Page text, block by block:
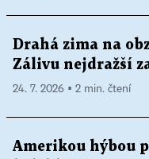
Drahá zima na
Zálivu nejdražší
24. 7. 2026 ▪ 2 min. čtení
Amerikou hýbou